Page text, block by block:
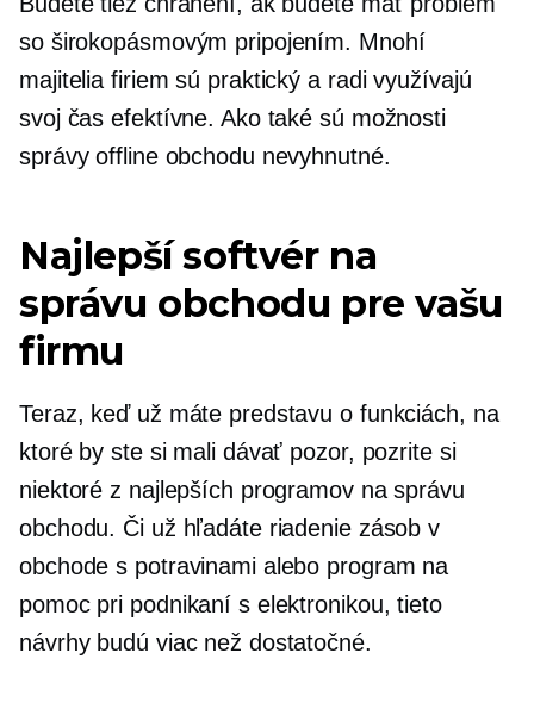
so širokopásmovým pripojením. Mnohí
majitelia firiem sú praktický a radi využívajú
svoj čas efektívne. Ako také sú možnosti
správy offline obchodu nevyhnutné.
Najlepší softvér na
správu obchodu pre vašu
firmu
Teraz, keď už máte predstavu o funkciách, na
ktoré by ste si mali dávať pozor, pozrite si
niektoré z najlepších programov na správu
obchodu. Či už hľadáte riadenie zásob v
obchode s potravinami alebo program na
pomoc pri podnikaní s elektronikou, tieto
návrhy budú viac než dostatočné.